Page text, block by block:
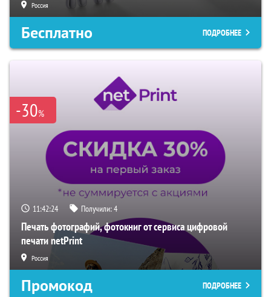
Россия
Бесплатно ПОДРОБНЕЕ
-30%
11:42:23 Получили:4
Печать фотографий, фотокниг от сервиса цифровой
печати netPrint
Россия
Промокод ПОДРОБНЕЕ